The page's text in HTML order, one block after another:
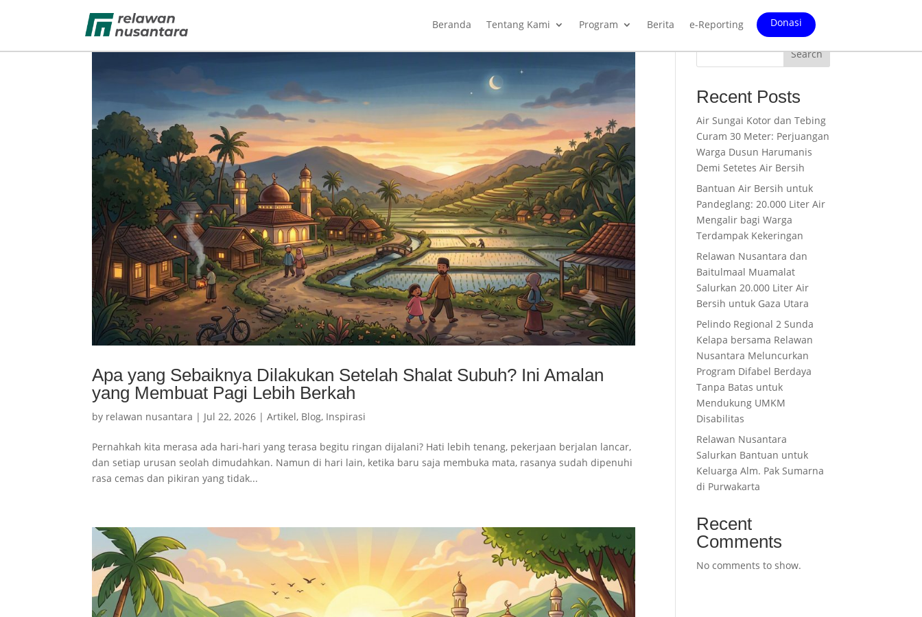
Beranda Tentang Kami Program Berita e-Reporting Donasi
Apa yang Sebaiknya Dilakukan Setelah Shalat Subuh? Ini Amalan
yang Membuat Pagi Lebih Berkah
by relawan nusantara | Jul 22, 2026 |Artikel, Blog, Inspirasi
Pernahkah kita merasa ada hari-hari yang terasa begitu ringan dijalani? Hati lebih tenang, pekerjaan berjalan lancar,
dan setiap urusan seolah dimudahkan. Namun di hari lain, ketika baru saja membuka mata, rasanya sudah dipenuhi
rasa cemas dan pikiran yang tidak...
Search
Recent Posts
Air Sungai Kotor dan Tebing
Curam 30 Meter: Perjuangan
Warga Dusun Harumanis
Demi Setetes Air Bersih
Bantuan Air Bersih untuk
Pandeglang: 20.000 Liter Air
Mengalir bagi Warga
Terdampak Kekeringan
Relawan Nusantara dan
Baitulmaal Muamalat
Salurkan 20.000 Liter Air
Bersih untuk Gaza Utara
Pelindo Regional 2 Sunda
Kelapa bersama Relawan
Nusantara Meluncurkan
Program Difabel Berdaya
Tanpa Batas untuk
Mendukung UMKM
Disabilitas
Relawan Nusantara
Salurkan Bantuan untuk
Keluarga Alm. Pak Sumarna
di Purwakarta
Recent
Comments
No comments to show.